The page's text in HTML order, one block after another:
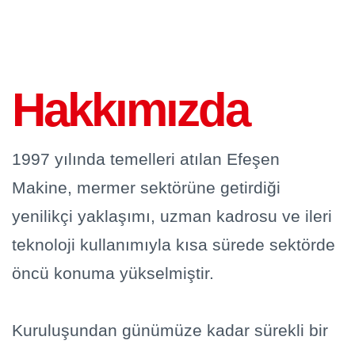
OTOMATIK CILA MAKINESI
Hakkımızda
1997 yılında temelleri atılan Efeşen
Makine, mermer sektörüne getirdiği
yenilikçi yaklaşımı, uzman kadrosu ve ileri
teknoloji kullanımıyla kısa sürede sektörde
öncü konuma yükselmiştir.
Kuruluşundan günümüze kadar sürekli bir